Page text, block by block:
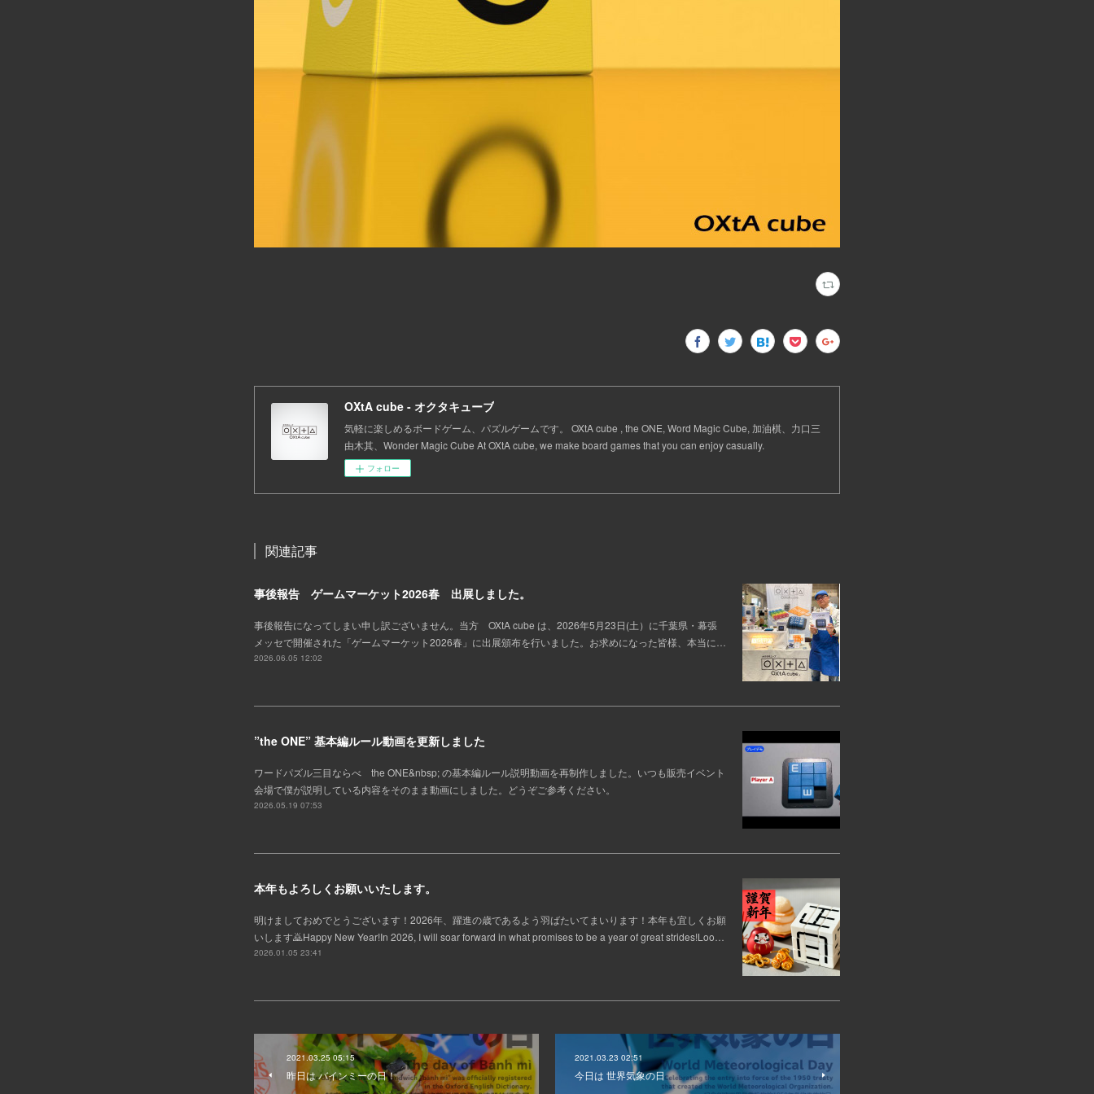
OXtA cube - オクタキューブ
気軽に楽しめるボードゲーム、パズルゲームです。 OXtA cube , the ONE, Word Magic Cube, 加油棋、力口三
由木其、Wonder Magic Cube At OXtA cube, we make board games that you can enjoy casually.
フォロー
関連記事
事後報告 ゲームマーケット2026春 出展しました。
事後報告になってしまい申し訳ございません。当方 OXtA cube は、2026年5月23日(土）に千葉県・幕張
メッセで開催された「ゲームマーケット2026春」に出展頒布を行いました。お求めになった皆様、本当に…
2026.06.05 12:02
”the ONE” 基本編ルール動画を更新しました
ワードパズル三目ならべ the ONE&nbsp; の基本編ルール説明動画を再制作しました。いつも販売イベント
会場で僕が説明している内容をそのまま動画にしました。どうぞご参考ください。
2026.05.19 07:53
本年もよろしくお願いいたします。
明けましておめでとうございます！2026年、躍進の歳であるよう羽ばたいてまいります！本年も宜しくお願
いします🙇Happy New Year!In 2026, I will soar forward in what promises to be a year of great strides!Loo…
2026.01.05 23:41
2021.03.25 05:15
昨日は バインミーの日！
2021.03.23 02:51
今日は 世界気象の日